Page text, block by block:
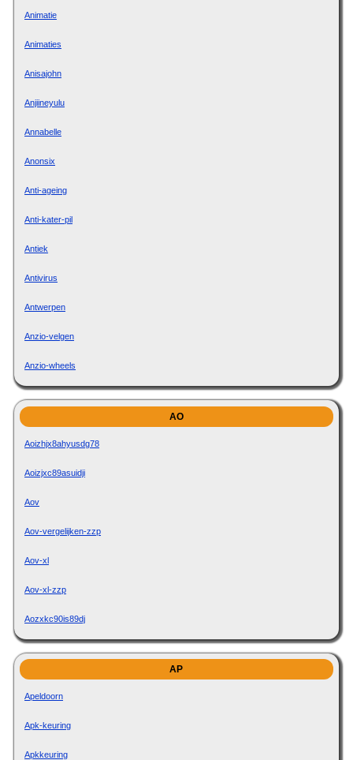
Animatie
Animaties
Anisajohn
Anjiineyulu
Annabelle
Anonsix
Anti-ageing
Anti-kater-pil
Antiek
Antivirus
Antwerpen
Anzio-velgen
Anzio-wheels
AO
Aoizhjx8ahyusdg78
Aoizjxc89asuidji
Aov
Aov-vergelijken-zzp
Aov-xl
Aov-xl-zzp
Aozxkc90is89dj
AP
Apeldoorn
Apk-keuring
Apkkeuring